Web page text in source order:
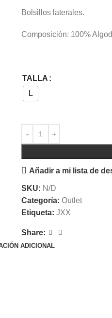
Bolsillos laterales.
Composición: 100%
TALLA
L
Añadir a mi lista de
SKU: N/D
Categoría: Outlet
Etiqueta: JXX
Share:
ADICIONAL